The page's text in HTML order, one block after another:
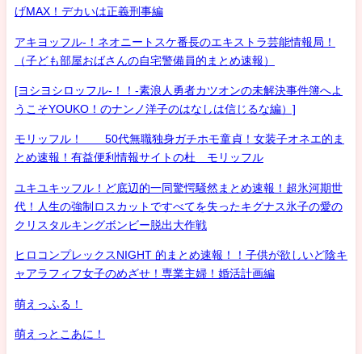
げMAX！デカいは正義刑事編
アキヨッフル-！ネオニートスケ番長のエキストラ芸能情報局！
（子ども部屋おばさんの自宅警備員的まとめ速報）
[ヨシヨシロッフル-！！-素浪人勇者カツオンの未解決事件簿へよ
うこそYOUKO！のナンノ洋子のはなしは信じるな編）]
モリッフル！ 50代無職独身ガチホモ童貞！女装子オネエ的ま
とめ速報！有益便利情報サイトの杜 モリッフル
ユキユキッフル！ど底辺的一同驚愕騒然まとめ速報！超氷河期世
代！人生の強制ロスカットですべてを失ったキグナス氷子の愛の
クリスタルキングボンビー脱出大作戦
ヒロコンプレックスNIGHT 的まとめ速報！！子供が欲しいど陰キ
ャアラフィフ女子のめざせ！専業主婦！婚活計画編
萌えっふる！
萌えっとこあに！